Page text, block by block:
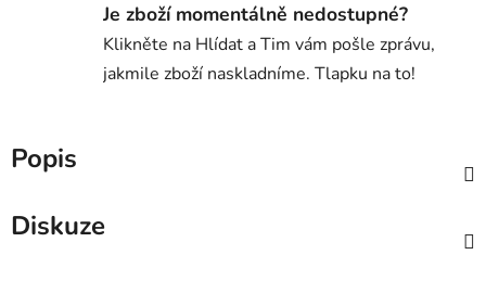
Je zboží momentálně nedostupné?
Klikněte na Hlídat a Tim vám pošle zprávu,
jakmile zboží naskladníme. Tlapku na to!
Popis
Diskuze